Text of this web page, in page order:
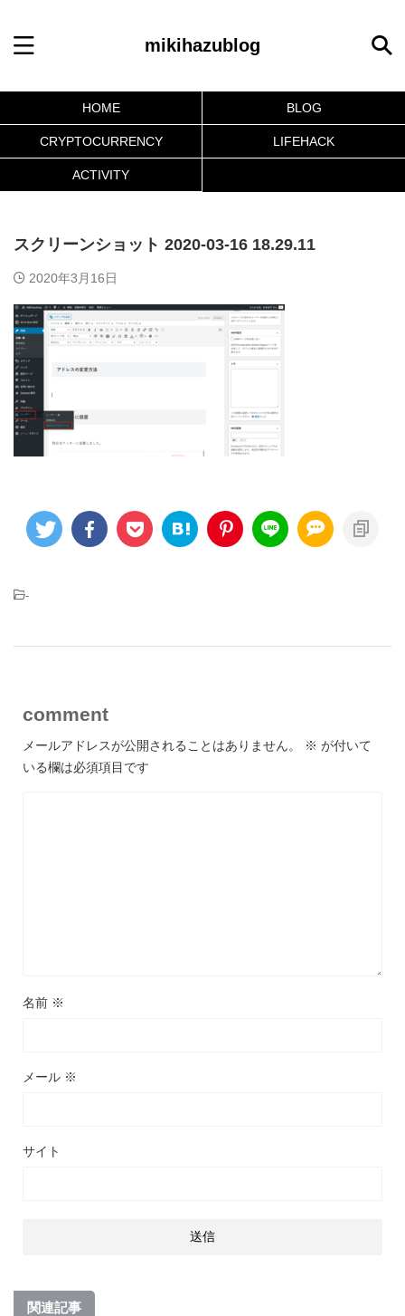
mikihazublog
HOME BLOG
CRYPTOCURRENCY LIFEHACK
ACTIVITY
スクリーンショット 2020-03-16 18.29.11
2020年3月16日
-
comment
メールアドレスが公開されることはありません。 ※ が付いて
いる欄は必須項目です
名前 ※
メール ※
サイト
関連記事